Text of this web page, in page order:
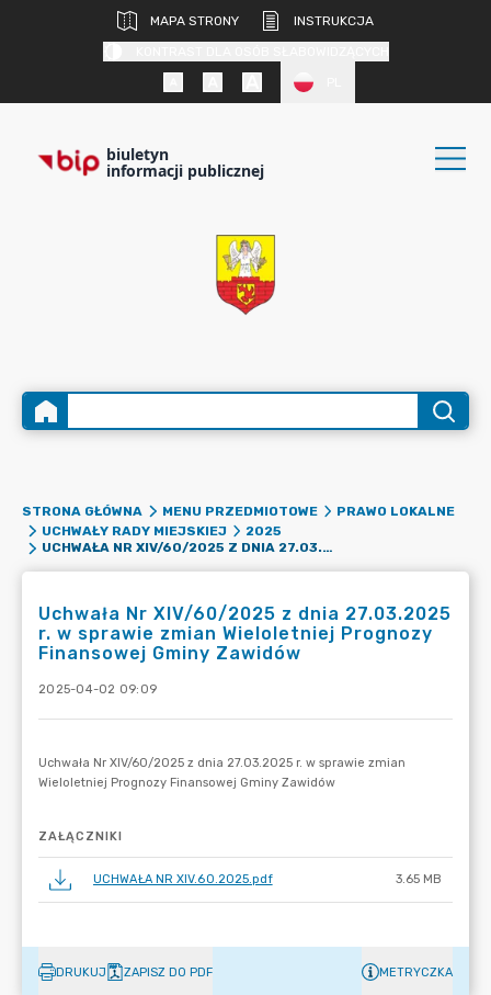
MAPA STRONY
INSTRUKCJA
biuletyn
informacji publicznej
STRONA GŁÓWNA MENU PRZEDMIOTOWE
PRAWO LOKALNE
UCHWAŁY RADY MIEJSKIEJ
2025
UCHWAŁA NR XIV/60/2025 Z DNIA 27.03.2025 R. W SPRAWIE ZMIAN WIELOLETNIEJ PROGNOZY FINANSOWEJ GMINY ZAWIDÓW
Uchwała Nr XIV/60/2025 z dnia 27.03.2025
r. w sprawie zmian Wieloletniej Prognozy
Finansowej Gminy Zawidów
2025-04-02 09:09
ZAŁĄCZNIKI
UCHWAŁA NR XIV.60.2025.pdf 3.65 MB
DRUKUJ ZAPISZ DO PDF METRYCZKA